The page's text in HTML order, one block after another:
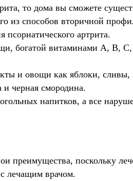
то дома вы сможете
из способов вторичной
псориатического артрита.
богатой витаминами А, B,
и овощи как яблоки,
и черная смородина.
напитков, а все
преимущества, поскольку
лечащим врачом.